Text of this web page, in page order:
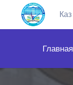
Каз
Главная